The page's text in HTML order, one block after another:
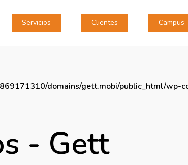
Servicios Clientes Campus
domains/gett.mobi/public_html/wp-
- Gett